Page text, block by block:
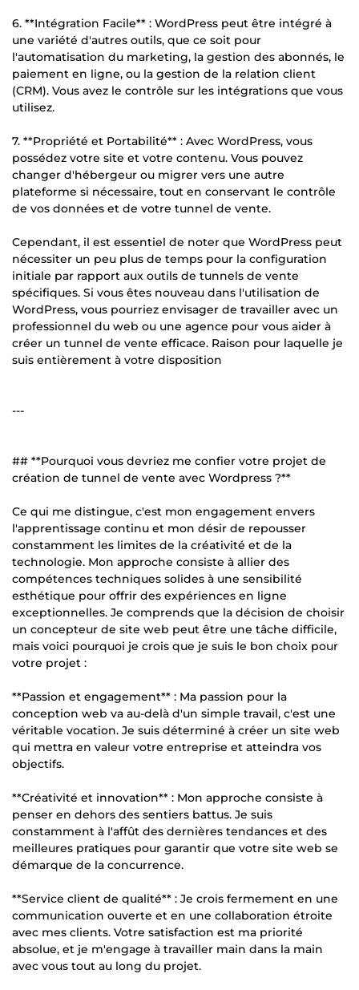
6. **Intégration Facile** : WordPress peut être intégré à
une variété d'autres outils, que ce soit pour
l'automatisation du marketing, la gestion des abonnés, le
paiement en ligne, ou la gestion de la relation client
(CRM). Vous avez le contrôle sur les intégrations que vous
utilisez.
7. **Propriété et Portabilité** : Avec WordPress, vous
possédez votre site et votre contenu. Vous pouvez
changer d'hébergeur ou migrer vers une autre
plateforme si nécessaire, tout en conservant le contrôle
de vos données et de votre tunnel de vente.
Cependant, il est essentiel de noter que WordPress peut
nécessiter un peu plus de temps pour la configuration
initiale par rapport aux outils de tunnels de vente
spécifiques. Si vous êtes nouveau dans l'utilisation de
WordPress, vous pourriez envisager de travailler avec un
professionnel du web ou une agence pour vous aider à
créer un tunnel de vente efficace. Raison pour laquelle je
suis entièrement à votre disposition
---
## **Pourquoi vous devriez me confier votre projet de
création de tunnel de vente avec Wordpress ?**
Ce qui me distingue, c'est mon engagement envers
l'apprentissage continu et mon désir de repousser
constamment les limites de la créativité et de la
technologie. Mon approche consiste à allier des
compétences techniques solides à une sensibilité
esthétique pour offrir des expériences en ligne
exceptionnelles. Je comprends que la décision de choisir
un concepteur de site web peut être une tâche difficile,
mais voici pourquoi je crois que je suis le bon choix pour
votre projet :
**Passion et engagement** : Ma passion pour la
conception web va au-delà d'un simple travail, c'est une
véritable vocation. Je suis déterminé à créer un site web
qui mettra en valeur votre entreprise et atteindra vos
objectifs.
**Créativité et innovation** : Mon approche consiste à
penser en dehors des sentiers battus. Je suis
constamment à l'affût des dernières tendances et des
meilleures pratiques pour garantir que votre site web se
démarque de la concurrence.
**Service client de qualité** : Je crois fermement en une
communication ouverte et en une collaboration étroite
avec mes clients. Votre satisfaction est ma priorité
absolue, et je m'engage à travailler main dans la main
avec vous tout au long du projet.